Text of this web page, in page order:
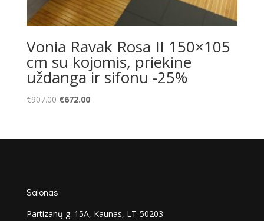
Vonia Ravak Rosa II 150×105
cm su kojomis, priekine
uždanga ir sifonu -25%
€907.00 Original
€907.00.
€672.00Current
€672.00.
Salonas
Partizanų g. 15A, Kaunas, LT-50203